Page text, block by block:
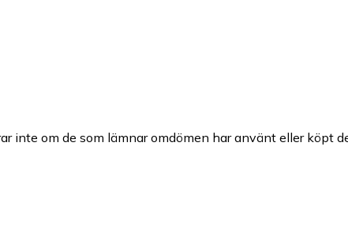
inte om de som lämnar omdömen har använt eller köpt